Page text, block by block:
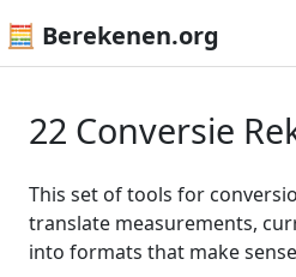
🧮 Berekenen.org
22 Conversie
This set of tools for
translate measurements,
into formats that make